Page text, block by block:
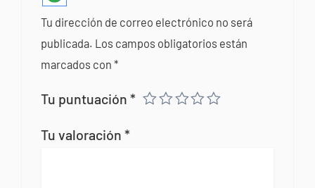
Tu dirección de correo electrónico no será
publicada. Los campos obligatorios están
marcados con*
Tu puntuación*
Tu valoración*